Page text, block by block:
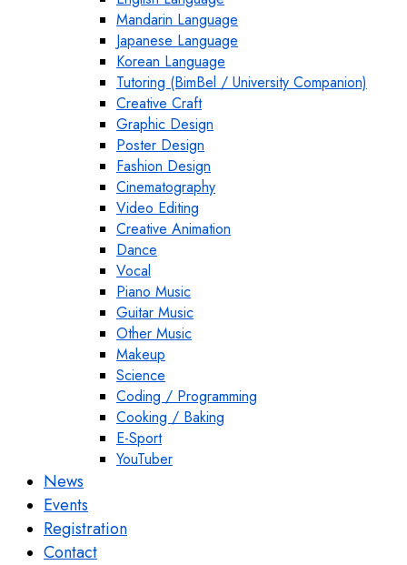
Mandarin Language
Japanese Language
Korean Language
Tutoring (BimBel / University Companion)
Creative Craft
Graphic Design
Poster Design
Fashion Design
Cinematography
Video Editing
Creative Animation
Dance
Vocal
Piano Music
Guitar Music
Other Music
Makeup
Science
Coding / Programming
Cooking / Baking
E-Sport
YouTuber
News
Events
Registration
Contact